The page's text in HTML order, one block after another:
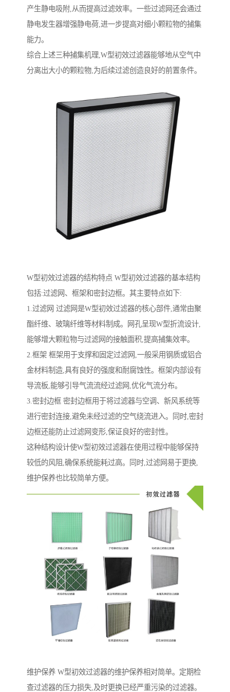
产生静电吸附,从而提高过滤效率。一些过滤网还会通过
静电发生器增强静电荷,进一步提高对细小颗粒物的捕集
能力。
综合上述三种捕集机理,W型初效过滤器能够地从空气中
分离出大小的颗粒物,为后续过滤创造良好的前置条件。
W型初效过滤器的结构特点 W型初效过滤器的基本结构
包括:过滤网、框架和密封边框。其主要特点如下:
1.过滤网 过滤网是W型初效过滤器的核心部件,通常由聚
酯纤维、玻璃纤维等材料制成。网孔呈现W型折流设计,
能够增大颗粒物与过滤网的接触面积,提高捕集效率。
2.框架 框架用于支撑和固定过滤网,一般采用钢质或铝合
金材料制造,具有良好的强度和耐腐蚀性。框架内部设有
导流板,能够引导气流流经过滤网,优化气流分布。
3.密封边框 密封边框用于将过滤器与空调、新风系统等
进行密封连接,避免未经过滤的空气绕流进入。同时,密封
边框还能防止过滤网变形,保证良好的密封性。
这种结构设计使W型初效过滤器在使用过程中能够保持
较低的风阻,确保系统能耗过高。同时,过滤网易于更换,
维护保养也比较简单方便。
维护保养 W型初效过滤器的维护保养相对简单。定期检
查过滤器的压力损失,及时更换已经严重污染的过滤器。